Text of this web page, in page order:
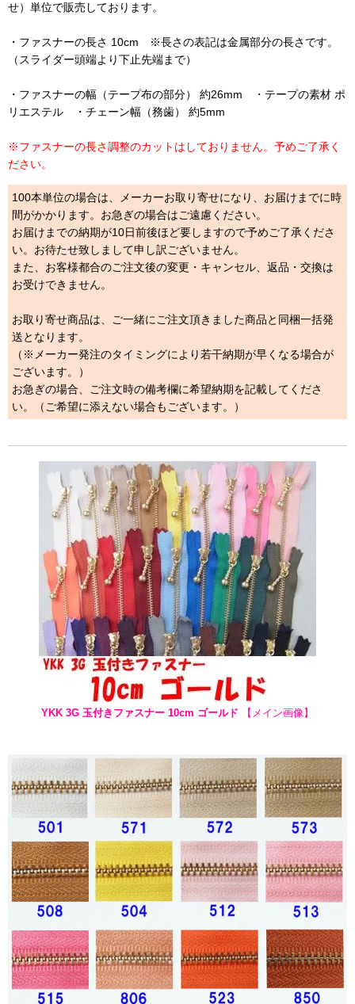
せ）単位で販売しております。
・ファスナーの長さ 10cm ※長さの表記は金属部分の長さです。
（スライダー頭端より下止先端まで）
・ファスナーの幅（テープ布の部分） 約26mm ・テープの素材 ポ
リエステル ・チェーン幅（務歯） 約5mm
※ファスナーの長さ調整のカットはしておりません。予めご了承く
ださい。
100本単位の場合は、メーカーお取り寄せになり、お届けまでに時
間がかかります。お急ぎの場合はご遠慮ください。
お届けまでの納期が10日前後ほど要しますので予めご了承くださ
い。お待たせ致しまして申し訳ございません。
また、お客様都合のご注文後の変更・キャンセル、返品・交換は
お受けできません。
お取り寄せ商品は、ご一緒にご注文頂きました商品と同梱一括発
送となります。
（※メーカー発注のタイミングにより若干納期が早くなる場合が
ございます。）
お急ぎの場合、ご注文時の備考欄に希望納期を記載してくださ
い。（ご希望に添えない場合もございます。）
YKK 3G 玉付きファスナー 10cm ゴールド 【メイン画像】